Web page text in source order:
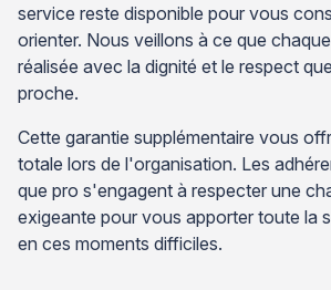
service reste disponible pour vous
orienter. Nous veillons à ce que
réalisée avec la dignité et le respect
proche.
Cette garantie supplémentaire vous
totale lors de l'organisation. Les
que pro s'engagent à respecter une
exigeante pour vous apporter toute la
en ces moments difficiles.